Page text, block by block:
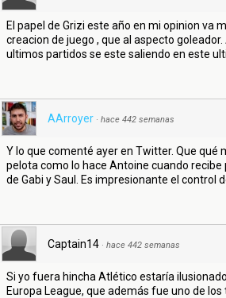
El papel de Grizi este año en mi opinion va
creacion de juego , que al aspecto
ultimos partidos se este saliendo en este
AArroyer · hace 442 semanas
Y lo que comenté ayer en Twitter. Que qué
pelota como lo hace Antoine cuando recibe
de Gabi y Saul. Es impresionante el control
Captain14 · hace 442 semanas
Si yo fuera hincha Atlético estaría
Europa League, que además fue uno de